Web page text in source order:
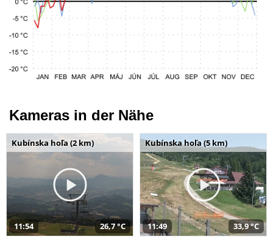
Kameras in der Nähe
Kubínska hoľa (2 km)
11:54 26,7 °C
Kubínska hoľa (5 km)
11:49 33,9 °C